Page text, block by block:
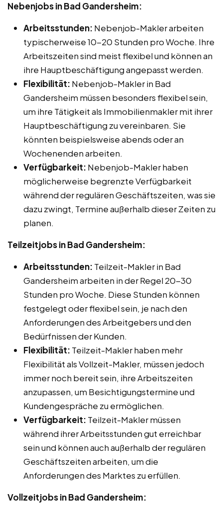
Nebenjobs in Bad Gandersheim:
Arbeitsstunden: Nebenjob-Makler arbeiten
typischerweise 10-20 Stunden pro Woche. Ihre
Arbeitszeiten sind meist flexibel und können an
ihre Hauptbeschäftigung angepasst werden.
Flexibilität: Nebenjob-Makler in Bad
Gandersheim müssen besonders flexibel sein,
um ihre Tätigkeit als Immobilienmakler mit ihrer
Hauptbeschäftigung zu vereinbaren. Sie
könnten beispielsweise abends oder an
Wochenenden arbeiten.
Verfügbarkeit: Nebenjob-Makler haben
möglicherweise begrenzte Verfügbarkeit
während der regulären Geschäftszeiten, was sie
dazu zwingt, Termine außerhalb dieser Zeiten zu
planen.
Teilzeitjobs in Bad Gandersheim:
Arbeitsstunden: Teilzeit-Makler in Bad
Gandersheim arbeiten in der Regel 20-30
Stunden pro Woche. Diese Stunden können
festgelegt oder flexibel sein, je nach den
Anforderungen des Arbeitgebers und den
Bedürfnissen der Kunden.
Flexibilität: Teilzeit-Makler haben mehr
Flexibilität als Vollzeit-Makler, müssen jedoch
immer noch bereit sein, ihre Arbeitszeiten
anzupassen, um Besichtigungstermine und
Kundengespräche zu ermöglichen.
Verfügbarkeit: Teilzeit-Makler müssen
während ihrer Arbeitsstunden gut erreichbar
sein und können auch außerhalb der regulären
Geschäftszeiten arbeiten, um die
Anforderungen des Marktes zu erfüllen.
Vollzeitjobs in Bad Gandersheim: